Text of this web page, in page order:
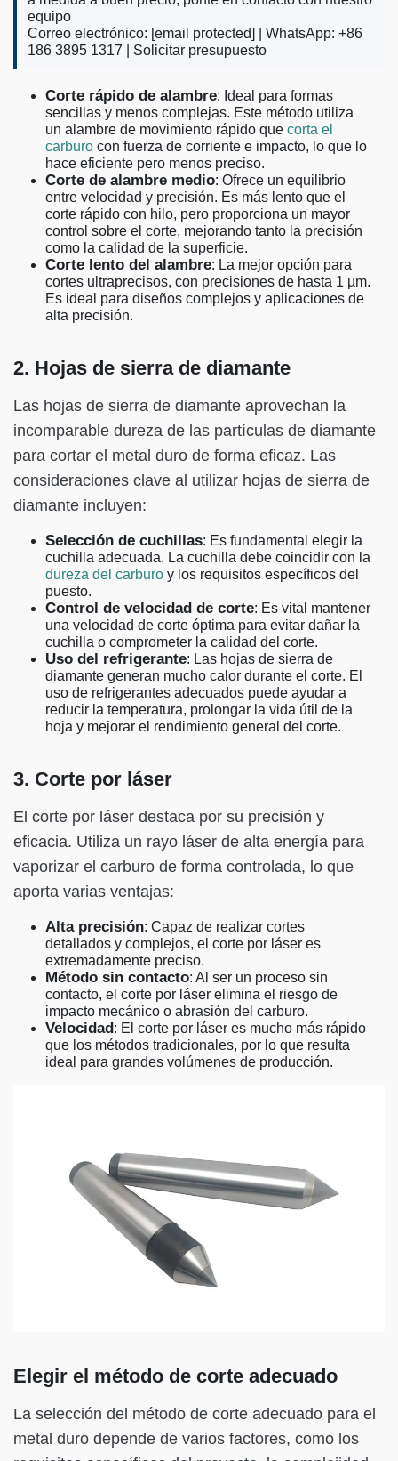
equipo
Correo electrónico: [email protected]
| WhatsApp: +86
186 3895 1317 | Solicitar presupuesto
Corte rápido de alambre: Ideal para formas
sencillas y menos complejas. Este método utiliza
un alambre de movimiento rápido que corta el
carburo con fuerza de corriente e impacto, lo que lo
hace eficiente pero menos preciso.
Corte de alambre medio: Ofrece un equilibrio
entre velocidad y precisión. Es más lento que el
corte rápido con hilo, pero proporciona un mayor
control sobre el corte, mejorando tanto la precisión
como la calidad de la superficie.
Corte lento del alambre: La mejor opción para
cortes ultraprecisos, con precisiones de hasta 1 µm.
Es ideal para diseños complejos y aplicaciones de
alta precisión.
2. Hojas de sierra de diamante
Las hojas de sierra de diamante aprovechan la
incomparable dureza de las partículas de diamante
para cortar el metal duro de forma eficaz. Las
consideraciones clave al utilizar hojas de sierra de
diamante incluyen:
Selección de cuchillas: Es fundamental elegir la
cuchilla adecuada. La cuchilla debe coincidir con la
dureza del carburo y los requisitos específicos del
puesto.
Control de velocidad de corte: Es vital mantener
una velocidad de corte óptima para evitar dañar la
cuchilla o comprometer la calidad del corte.
Uso del refrigerante: Las hojas de sierra de
diamante generan mucho calor durante el corte. El
uso de refrigerantes adecuados puede ayudar a
reducir la temperatura, prolongar la vida útil de la
hoja y mejorar el rendimiento general del corte.
3. Corte por láser
El corte por láser destaca por su precisión y
eficacia. Utiliza un rayo láser de alta energía para
vaporizar el carburo de forma controlada, lo que
aporta varias ventajas:
Alta precisión: Capaz de realizar cortes
detallados y complejos, el corte por láser es
extremadamente preciso.
Método sin contacto: Al ser un proceso sin
contacto, el corte por láser elimina el riesgo de
impacto mecánico o abrasión del carburo.
Velocidad: El corte por láser es mucho más rápido
que los métodos tradicionales, por lo que resulta
ideal para grandes volúmenes de producción.
Elegir el método de corte adecuado
La selección del método de corte adecuado para el
metal duro depende de varios factores, como los